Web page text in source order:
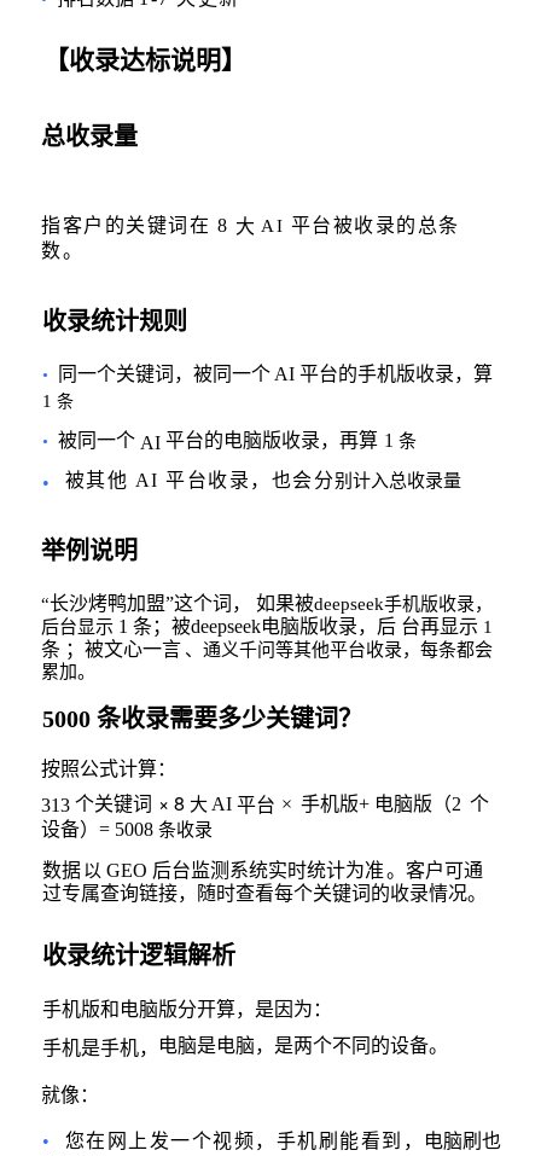
【收录达标说明】
总收录量
指客户的关键词在 8 大 AI 平台被收录的总条
数。
收录统计规则
• 同一个关键词，被同一个 AI平台的手机版收录，算
1条
•被同一个 AI平台的电脑版收录，再算 1条
• 被其他 AI平台收录，也会分别计入总收录量
举例说明
“长沙烤鸭加盟”这个词， 如果被deepseek手机版收录，
后台显示 1条；被deepseek电脑版收录，后 台再显示 1
条 ；被文心一言 、通义千问等其他平台收录，每条都会
累加。
5000条收录需要多少关键词？
按照公式计算：
313个关键词 × 8 大 AI平台 ×手机版+ 电脑版（2 个
设备）= 5008条收录
数据以 GEO 后台监测系统实时统计为准 。客户可通
过专属查询链接，随时查看每个关键词的收录情况。
收录统计逻辑解析
手机版和电脑版分开算，是因为：
手机是手机， 电脑是电脑，是两个不同的设备。
就像：
• 您在网上发一个视频，手机刷能看到， 电脑刷也